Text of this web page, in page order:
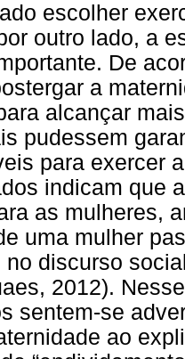
escolher
outro lado, a
De
a
alcançar
pudessem
para exercer
indicam que
as mulheres,
uma mulher
no discurso
2012).
sentem-se
ao